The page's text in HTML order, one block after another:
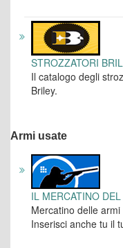
STROZZATORI
Il catalogo degli
Briley.
Armi usate
IL MERCATINO
Mercatino delle
Inserisci anche tu il